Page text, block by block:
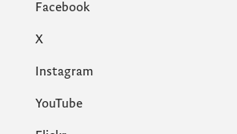
Facebook
X
Instagram
YouTube